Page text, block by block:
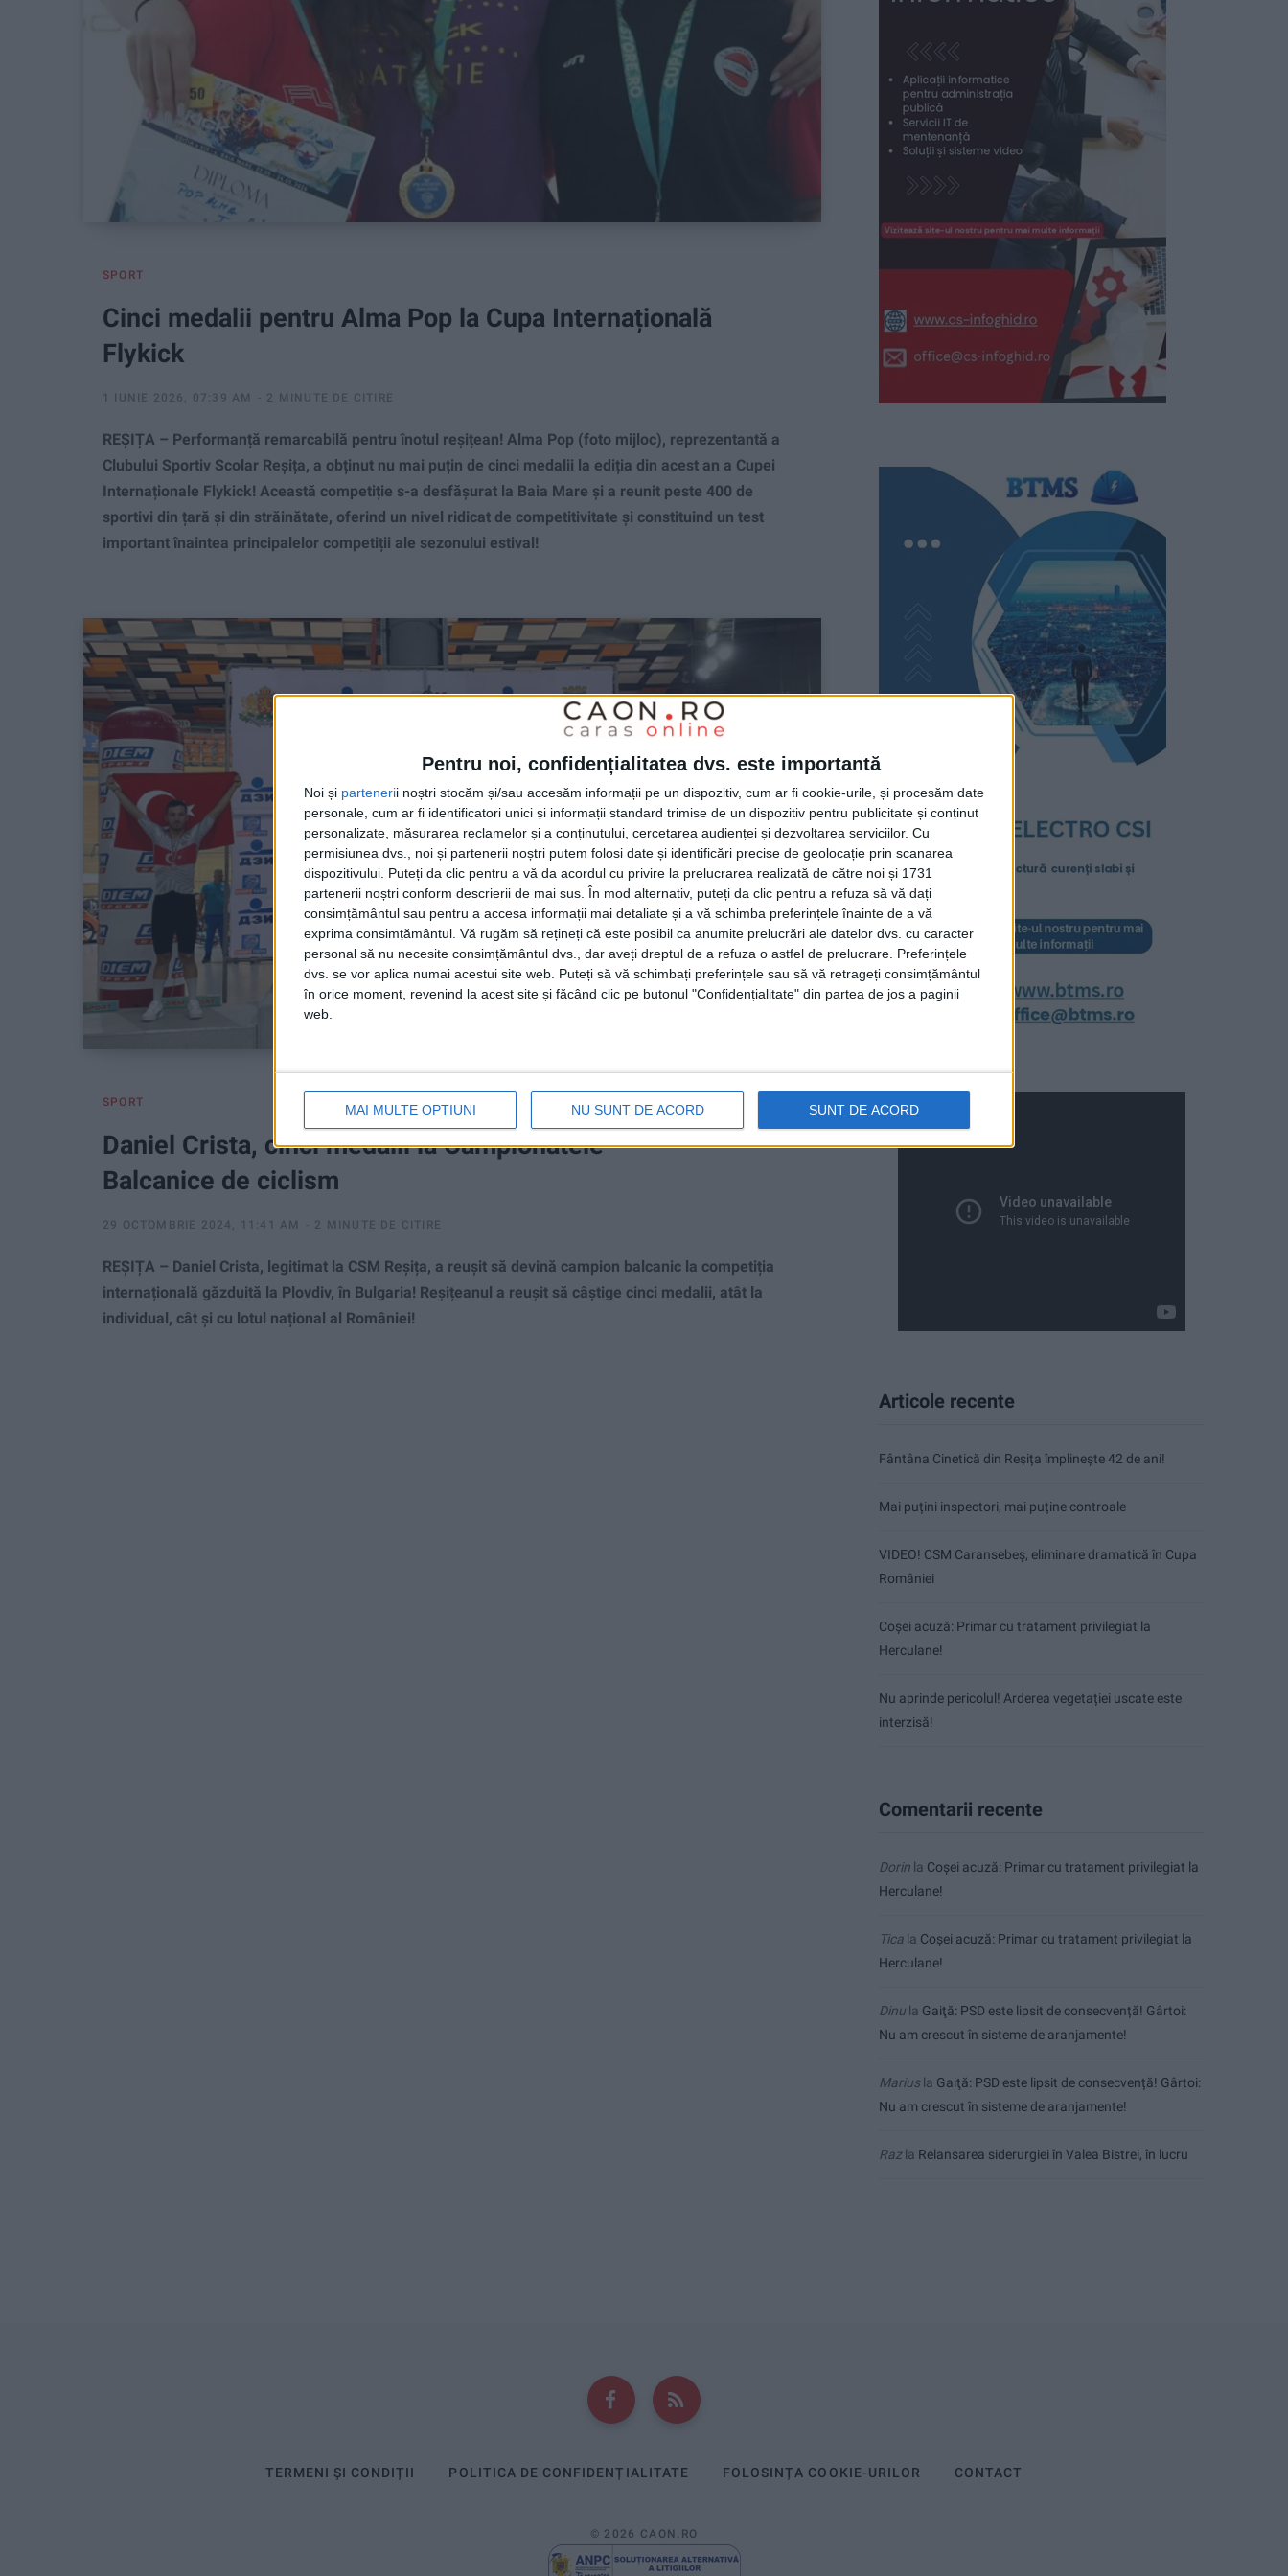
Pentru noi, confidențialitatea dvs. este importantă
Noi și partenerii noștri stocăm și/sau accesăm informații pe un dispozitiv, cum ar fi cookie-urile, și procesăm date
personale, cum ar fi identificatori unici și informații standard trimise de un dispozitiv pentru publicitate și conținut
personalizate, măsurarea reclamelor și a conținutului, cercetarea audienței și dezvoltarea serviciilor. Cu
permisiunea dvs., noi și partenerii noștri putem folosi date și identificări precise de geolocație prin scanarea
dispozitivului. Puteți da clic pentru a vă da acordul cu privire la prelucrarea realizată de către noi și 1731
partenerii noștri conform descrierii de mai sus. În mod alternativ, puteți da clic pentru a refuza să vă dați
consimțământul sau pentru a accesa informații mai detaliate și a vă schimba preferințele înainte de a vă
exprima consimțământul. Vă rugăm să rețineți că este posibil ca anumite prelucrări ale datelor dvs. cu caracter
personal să nu necesite consimțământul dvs., dar aveți dreptul de a refuza o astfel de prelucrare. Preferințele
dvs. se vor aplica numai acestui site web. Puteți să vă schimbați preferințele sau să vă retrageți consimțământul
în orice moment, revenind la acest site și făcând clic pe butonul "Confidențialitate" din partea de jos a paginii
web.
MAI MULTE OPȚIUNI NU SUNT DE ACORD SUNT DE ACORD
SPORT
Cinci medalii pentru Alma Pop la Cupa Internațională
Flykick
1 IUNIE 2026, 07:39 AM 2 MINUTE DE CITIRE
REȘIȚA – Performanță remarcabilă pentru înotul reșițean! Alma Pop (foto mijloc), reprezentantă a
Clubului Sportiv Scolar Reșița, a obținut nu mai puțin de cinci medalii la ediția din acest an a Cupei
Internaționale Flykick! Această competiție s-a desfășurat la Baia Mare și a reunit peste 400 de
sportivi din țară și din străinătate, oferind un nivel ridicat de competitivitate și constituind un test
important înaintea principalelor competiții ale sezonului estival!
SPORT
Daniel Crista, cinci medalii la Campionatele
Balcanice de ciclism
29 OCTOMBRIE 2024, 11:41 AM 2 MINUTE DE CITIRE
REȘIȚA – Daniel Crista, legitimat la CSM Reșița, a reușit să devină campion balcanic la competiția
internațională găzduită la Plovdiv, în Bulgaria! Reșițeanul a reușit să câștige cinci medalii, atât la
individual, cât și cu lotul național al României!
Articole recente
Fântâna Cinetică din Reșița împlinește 42 de ani!
Mai puțini inspectori, mai puține controale
VIDEO! CSM Caransebeș, eliminare dramatică în Cupa
României
Coșei acuză: Primar cu tratament privilegiat la
Herculane!
Nu aprinde pericolul! Arderea vegetației uscate este
interzisă!
Comentarii recente
Dorin la Coșei acuză: Primar cu tratament privilegiat la
Herculane!
Tica la Coșei acuză: Primar cu tratament privilegiat la
Herculane!
Dinu la Gaiţă: PSD este lipsit de consecvență! Gârtoi:
Nu am crescut în sisteme de aranjamente!
Mariusla Gaiţă: PSD este lipsit de consecvență! Gârtoi:
Nu am crescut în sisteme de aranjamente!
Razla Relansarea siderurgiei în Valea Bistrei, în lucru
TERMENI ȘI CONDIȚII POLITICA DE CONFIDENȚIALITATE FOLOSINȚA COOKIE-URILOR CONTACT
© 2026 CAON.RO